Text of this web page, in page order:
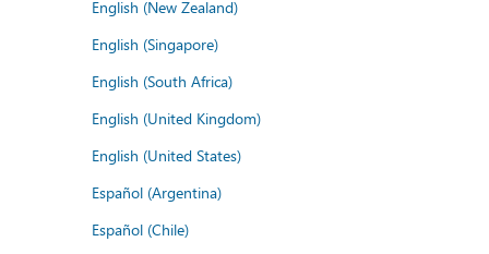
English (New Zealand)
English (Singapore)
English (South Africa)
English (United Kingdom)
English (United States)
Español (Argentina)
Español (Chile)